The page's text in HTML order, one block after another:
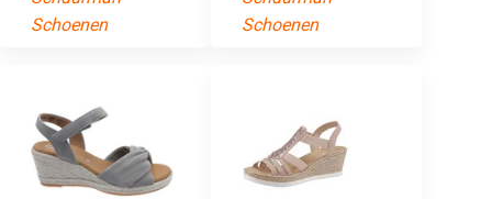
Schoenen
Schoenen